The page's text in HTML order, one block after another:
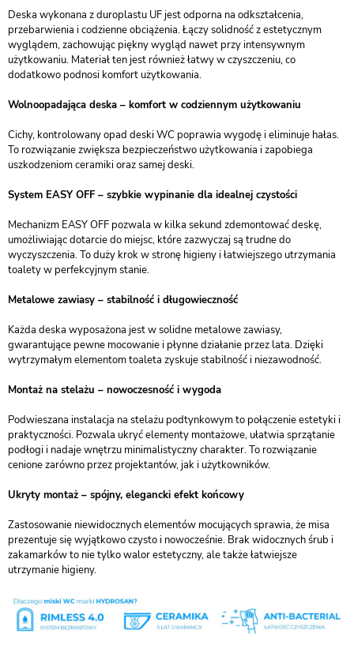
Deska wykonana z duroplastu UF jest odporna na odkształcenia,
przebarwienia i codzienne obciążenia. Łączy solidność z estetycznym
wyglądem, zachowując piękny wygląd nawet przy intensywnym
użytkowaniu. Materiał ten jest również łatwy w czyszczeniu, co
dodatkowo podnosi komfort użytkowania.
Wolnoopadająca deska – komfort w codziennym użytkowaniu
Cichy, kontrolowany opad deski WC poprawia wygodę i eliminuje hałas.
To rozwiązanie zwiększa bezpieczeństwo użytkowania i zapobiega
uszkodzeniom ceramiki oraz samej deski.
System EASY OFF – szybkie wypinanie dla idealnej czystości
Mechanizm EASY OFF pozwala w kilka sekund zdemontować deskę,
umożliwiając dotarcie do miejsc, które zazwyczaj są trudne do
wyczyszczenia. To duży krok w stronę higieny i łatwiejszego utrzymania
toalety w perfekcyjnym stanie.
Metalowe zawiasy – stabilność i długowieczność
Każda deska wyposażona jest w solidne metalowe zawiasy,
gwarantujące pewne mocowanie i płynne działanie przez lata. Dzięki
wytrzymałym elementom toaleta zyskuje stabilność i niezawodność.
Montaż na stelażu – nowoczesność i wygoda
Podwieszana instalacja na stelażu podtynkowym to połączenie estetyki i
praktyczności. Pozwala ukryć elementy montażowe, ułatwia sprzątanie
podłogi i nadaje wnętrzu minimalistyczny charakter. To rozwiązanie
cenione zarówno przez projektantów, jak i użytkowników.
Ukryty montaż – spójny, elegancki efekt końcowy
Zastosowanie niewidocznych elementów mocujących sprawia, że misa
prezentuje się wyjątkowo czysto i nowocześnie. Brak widocznych śrub i
zakamarków to nie tylko walor estetyczny, ale także łatwiejsze
utrzymanie higieny.